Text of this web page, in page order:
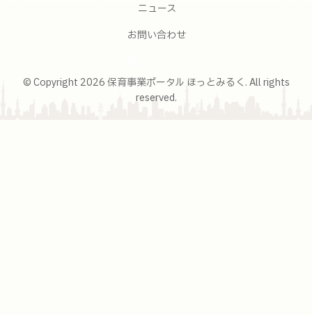
ニュース
お問い合わせ
© Copyright 2026 保育事業ポータル ほっとみるく. All rights
reserved.